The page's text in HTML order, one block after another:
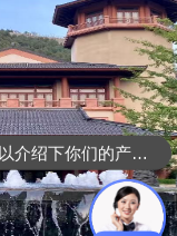
可以介绍下你们的产品么